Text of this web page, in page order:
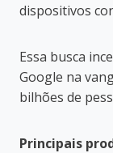
dispositivos
Essa busca
Google na
bilhões de
Principais